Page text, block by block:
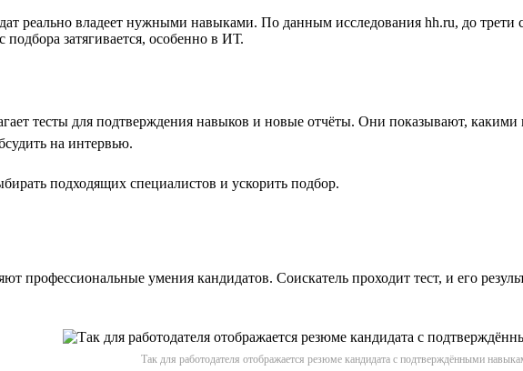
реально владеет нужными навыками. По данным исследования hh.ru, до трети
затягивается, особенно в ИТ.
тесты для подтверждения навыков и новые отчёты. Они показывают,
на интервью.
подходящих специалистов и ускорить подбор.
профессиональные умения кандидатов. Соискатель проходит тест, и его
Так для работодателя отображается резюме кандидата с подтверждёнными